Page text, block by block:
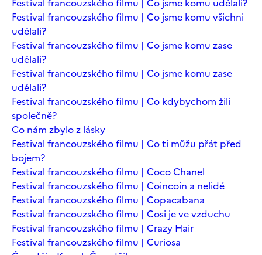
Festival francouzského filmu | Co jsme komu všichni
udělali?
Festival francouzského filmu | Co jsme komu zase
udělali?
Festival francouzského filmu | Co jsme komu zase
udělali?
Festival francouzského filmu | Co kdybychom žili
společně?
Co nám zbylo z lásky
Festival francouzského filmu | Co ti můžu přát před
bojem?
Festival francouzského filmu | Coco Chanel
Festival francouzského filmu | Coincoin a nelidé
Festival francouzského filmu | Copacabana
Festival francouzského filmu | Cosi je ve vzduchu
Festival francouzského filmu | Crazy Hair
Festival francouzského filmu | Curiosa